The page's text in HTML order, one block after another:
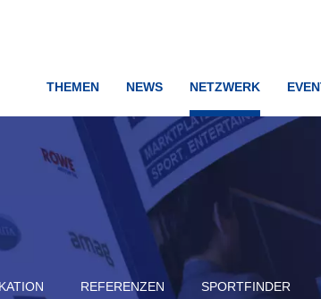
THEMEN NEWS NETZWERK
REFERENZEN SPORTFINDER